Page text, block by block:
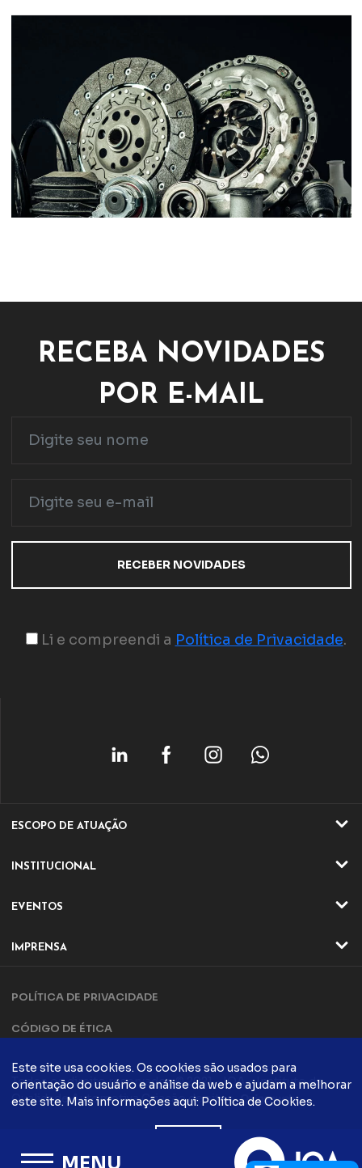
RECEBA NOVIDADES
POR E-MAIL
Li e compreendi a Política de Privacidade.
ESCOPO DE ATUAÇÃO
ATIVIDADES
INSTITUCIONAL
QUEM SOMOS
DIRETORIA E CONSELHO
PARCERIAS
POLÍTICA DA QUALIDADE
FALE CONOSCO
CONTATO
TRABALHE CONOSCO
EVENTOS
EVENTOS ONLINE
EVENTOS PRESENCIAIS
EVENTO PRESENCIAIS
FÓRUM DA QUALIDADE
IMPRENSA
CONTATO
COMUNICAÇÃO
POLÍTICA DE PRIVACIDADE
CÓDIGO DE ÉTICA
Todos os direito reservados © 2021 - IQA - Instituto da
Qualidade AutomotivaCriação de sites
Este site usa cookies. Os cookies são usados ​​para
orientação do usuário e análise da web e ajudam a melhorar
este site. Mais informações aqui: Política de Cookies.